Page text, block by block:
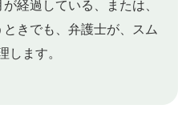
経過している、または、
きでも、弁護士が、スム
ます。